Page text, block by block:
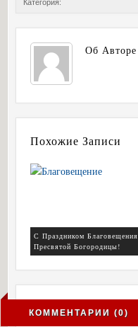
Категория:
Об Авторе
Похожие Записи
С Праздником Благовещения
Пресвятой Богородицы!
КОММЕНТАРИИ (0)